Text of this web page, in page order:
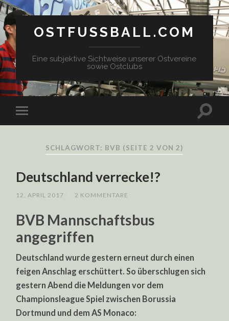
OSTFUSSBALL.COM
Eine subjektive Sichtweise unserer Ostvereine
sowie Ostclubs
SCHLAGWORT: BVB (SEITE 2 VON 2)
Deutschland verrecke!?
12. APRIL 2017 2 KOMMENTARE
BVB Mannschaftsbus
angegriffen
Deutschland wurde gestern erneut durch einen
feigen Anschlag erschüttert. So überschlugen sich
gestern Abend die Meldungen vor dem
Championsleague Spiel zwischen Borussia
Dortmund und dem AS Monaco: